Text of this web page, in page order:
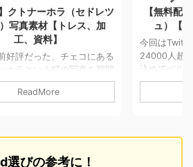
（セドレツ
レス、加
チェコにある
の写真を期間
売します。 ク
首都プラハか
有数の人骨で
に美しい建築
【無料配布】ベルギー
ュ）【資料、トレス
今回はTwitterのフォロワ
24000人超えたので日頃
込めてベルギーのブルー
材を155枚を無料配布し
れるブルッヘは、ベルギ
を ...ベルギー北部に位置
選びの参考に！